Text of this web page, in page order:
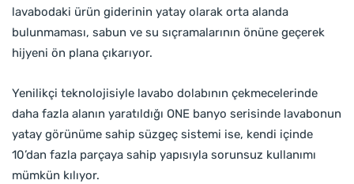
lavabodaki ürün giderinin yatay olarak orta alanda
bulunmaması, sabun ve su sıçramalarının önüne geçerek
hijyeni ön plana çıkarıyor.
Yenilikçi teknolojisiyle lavabo dolabının çekmecelerinde
daha fazla alanın yaratıldığı ONE banyo serisinde lavabonun
yatay görünüme sahip süzgeç sistemi ise, kendi içinde
10’dan fazla parçaya sahip yapısıyla sorunsuz kullanımı
mümkün kılıyor.